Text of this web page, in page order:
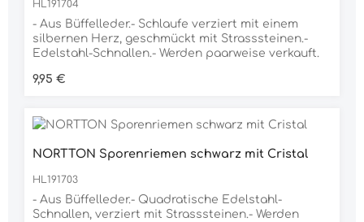
HL191704
- Aus Büffelleder.- Schlaufe verziert mit einem
silbernen Herz, geschmückt mit Strasssteinen.-
Edelstahl-Schnallen.- Werden paarweise verkauft.
Regulärer Preis:
9,95 €
NORTTON Sporenriemen schwarz mit Cristal
HL191703
- Aus Büffelleder.- Quadratische Edelstahl-
Schnallen, verziert mit Strasssteinen.- Werden